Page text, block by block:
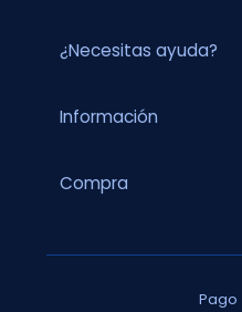
¿Necesitas ayuda?
Información
Compra
Pago